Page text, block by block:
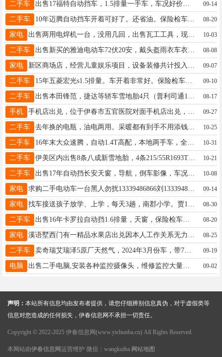
二手车 09-14
二手车 10年迈腾自动挡车开着可好了。还省油。保险检车都是全年的。如今用不到了想要卖掉。9500就卖。卖车17804581717 08-20
家电 出售两用电焊机一台，没用几回，出售瓦工工具，现有1米2长地砖刀推刀一台，只用了两回于先生13846658750 10-03
二手车 出售新买的雅迪电动车72伏20安，戴头盔雨衣车衣王先生13945870208 08-08
家电 09-07
二手车 15年五菱宏光s1.5排量。车开着非常好。保险检车都是新交的。没有事故。小车没拉过货非常爱惜。原车门板膜都没有撕。价格便宜12500只能让油钱过户。17804581717想买好车的买准成的来啊17804581717 09-10
二手车 08-17
手机 09-27
二手车 去年换的电瓶，油电两用。采暖都有到手不用添钱15214588643李女士13804853848 10-25
二手车 16年末大众速腾，自动1.4T高配，本地两手车，全车铁皮原漆，配备无钥匙进入一键启动，鹿皮绒电动座椅带加热，方向盘满键巡航定速，前后雷达，自动大灯升级透镜，前后记录仪，里外超新价格不高3.98w卖车18645820989 10-31
二手车 伊美区内出售8条八成新雪地胎，4条215/55R1693T。4条215/60R1699H。王先生18904584119 10-21
二手车 出售17年自动挡长安天窗，导航，倒车影像，车况好价格16800电话13234586622赵先生13234586622 10-08
家电 求购二手电动车一台黑人勿扰13339486866刘13339486866 09-14
家电 08-30
二手车 出售16年卡罗拉自动挡1.6排量，天窗，保险检车明年价格3万9电话18645870008张女士18645870008 08-20
家电 08-25
二手车 卖奇瑞艾瑞泽5原厂天然气，2024年3月份车，带7年油补。价格低。19304587771周19304587771 09-19
电脑 出售二手电脑,安装各种监控摄像头，维修监控大量出售二手电脑、各种配置，出售二手手机，黎明小区4号楼华兴电脑15246921685刘先生15246921685 09-02
声明： 本站所有信息均由发布者提供，请您仔细辨别信息真伪，对于虚假类等
信息对您造成的任何损失，伊春信息网不承担一切责任。
Copyright © 2022-2025 伊春信息网(www.yichunba.cn) All Rights Reserved.
本网站由伊春信息网 运营维护 微信：wangkuiba 网站地图